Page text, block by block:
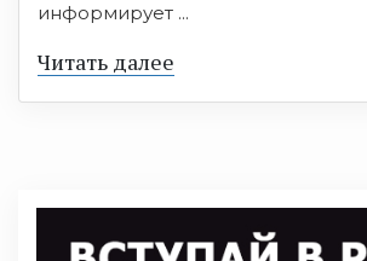
информирует ...
Читать далее